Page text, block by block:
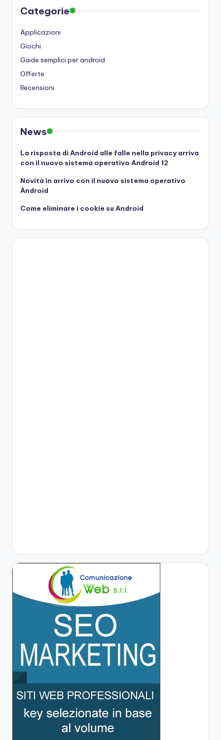
Categorie
Applicazioni
Giochi
Guide semplici per android
Offerte
Recensioni
News
La risposta di Android alle falle nella privacy arriva
con il nuovo sistema operativo Android 12
Novità in arrivo con il nuovo sistema operativo
Android
Come eliminare i cookie su Android